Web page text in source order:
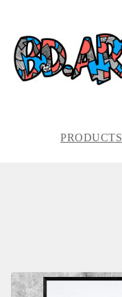
PRODUCTS